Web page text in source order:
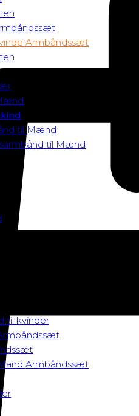
Armbåndssæt
til Mænd
til Mænd
til kvinder
Armbåndssæt